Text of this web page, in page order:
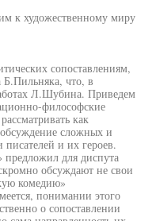
к художественному миру
сопоставлениям,
Б.Пильняка, что, в
Л.Шубина. Приведем
философские
как
сложных и
и их героев.
предложил для диспута
обсуждают не свои
комедию»
понимании этого
о сопоставлении